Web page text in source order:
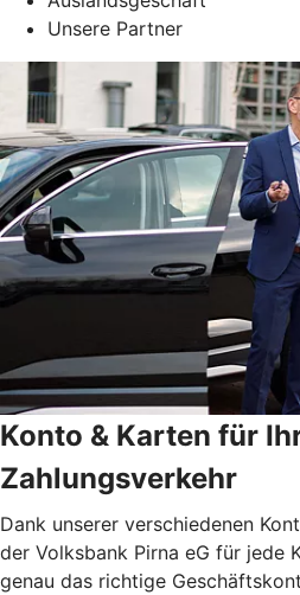
Unsere Partner
Konto & Karten für
Zahlungsverkehr
Dank unserer verschiedenen
der Volksbank Pirna eG für jede
genau das richtige